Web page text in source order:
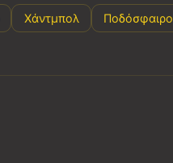
Χάντμπολ Ποδόσφαιρο